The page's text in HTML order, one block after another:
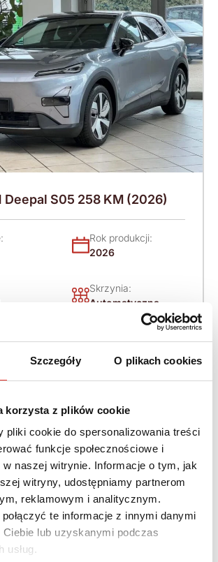
Szczegóły O plikach cookies
korzysta z plików cookie
pliki cookie do spersonalizowania treści
funkcje społecznościowe i
w naszej witrynie. Informacje o tym, jak
witryny, udostępniamy partnerom
reklamowym i analitycznym.
te informacje z innymi danymi
lub uzyskanymi podczas
usług.
Deepal S05 258 KM (2026)
Rok produkcji:
2026
Skrzynia:
Automatyczna
msc.
164 900 zł
samochód w kilku
krokach